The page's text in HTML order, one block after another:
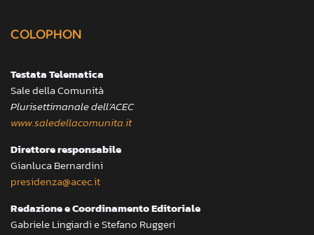
COLOPHON
Testata Telematica
Sale della Comunità
Plurisettimanale dell’ACEC
www.saledellacomunita.it
Direttore responsabile
Gianluca Bernardini
presidenza@acec.it
Redazione e Coordinamento Editoriale
Gabriele Lingiardi e Stefano Ruggeri